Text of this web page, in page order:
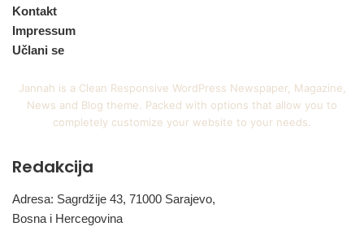
Kontakt
Impressum
Učlani se
Jannah is a Clean Responsive WordPress Newspaper, Magazine,
News and Blog theme. Packed with options that allow you to
completely customize your website to your needs.
Redakcija
Adresa: Sagrdžije 43, 71000 Sarajevo,
Bosna i Hercegovina